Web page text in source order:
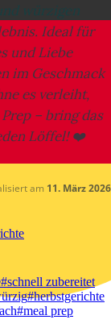
würzigen
Ideal für
und Liebe
im Geschmack
es verleiht,
– bring das
Löffel! ❤️
am 11. März 2026
#schnell zubereitet
#herbstgerichte
#meal prep